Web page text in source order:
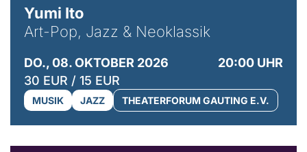
Yumi Ito
Art-Pop, Jazz & Neoklassik
DO., 08. OKTOBER 2026
20:00 UHR
30 EUR / 15 EUR
MUSIK JAZZ THEATERFORUM GAUTING E.V.